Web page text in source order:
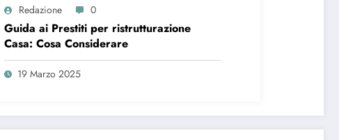
Redazione 0
Guida ai Prestiti per ristrutturazione
Casa: Cosa Considerare
19 Marzo 2025